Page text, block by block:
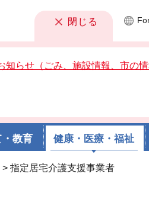
閉じる
知らせ（ごみ、施設情報、市の情
教育 健康・医療・福祉
> 指定居宅介護支援事業者